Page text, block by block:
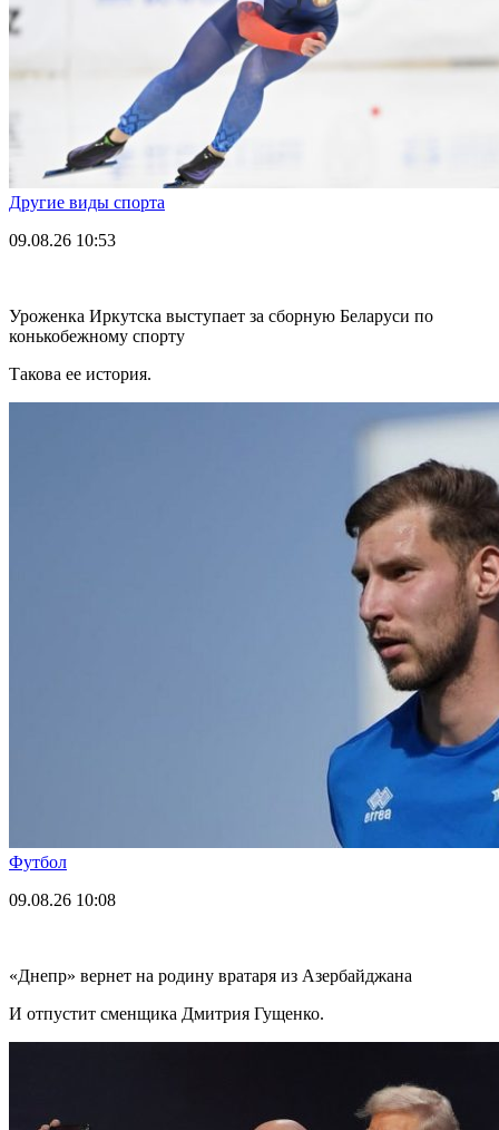
Другие виды спорта
09.08.26 10:53
Уроженка Иркутска выступает за сборную Беларуси по
конькобежному спорту
Такова ее история.
Футбол
09.08.26 10:08
«Днепр» вернет на родину вратаря из Азербайджана
И отпустит сменщика Дмитрия Гущенко.